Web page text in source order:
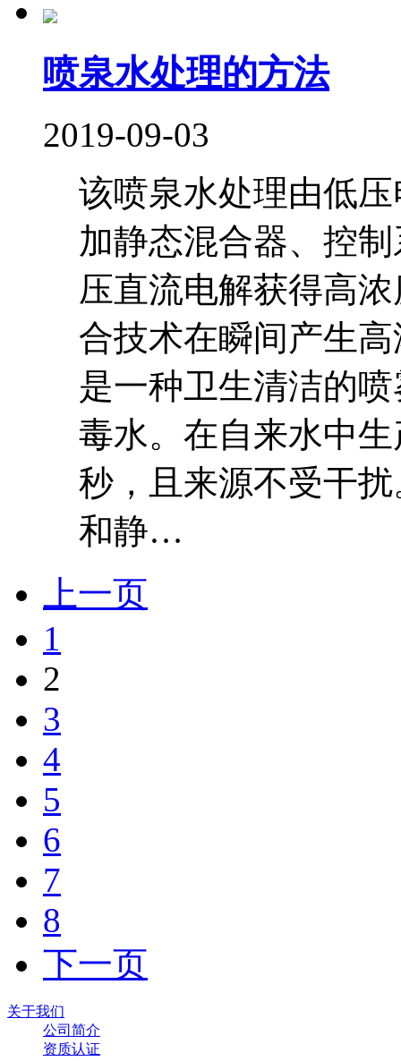
喷泉水处理的方法
2019-09-03
该喷泉水处理由低
加静态混合器、控
压直流电解获得高
合技术在瞬间产生
是一种卫生清洁的
毒水。在自来水中
秒，且来源不受干
和静…
上一页
1
2
3
4
5
6
7
8
下一页
关于我们
公司简介
资质认证